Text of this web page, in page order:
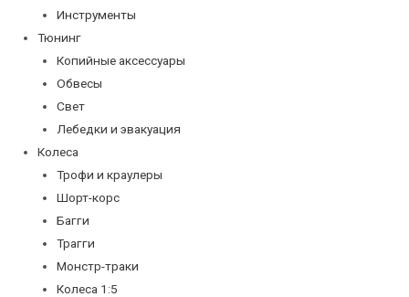
Инструменты
Тюнинг
Копийные аксессуары
Обвесы
Свет
Лебедки и эвакуация
Колеса
Трофи и краулеры
Шорт-корс
Багги
Трагги
Монстр-траки
Колеса 1:5